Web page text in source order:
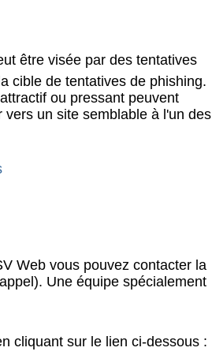
être visée par des tentatives
cible de tentatives de phishing.
ou pressant peuvent
un site semblable à l'un des
Web vous pouvez contacter la
Une équipe spécialement
cliquant sur le lien ci-dessous :